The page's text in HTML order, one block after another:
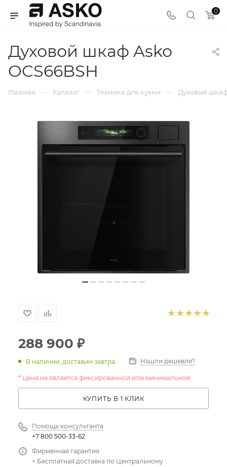
0
Духовой шкаф Asko
OCS66BSH
Главная — Каталог — Техника для кухни — Духовые
288 900 ₽
В наличии, доставим завтра Нашли дешевле?
* Цена не является фиксированной или минимальной
КУПИТЬ В 1 КЛИК
Помощь консультанта
+7 800 500-33-62
Фирменная гарантия
+ Бесплатная доставка по Центральному